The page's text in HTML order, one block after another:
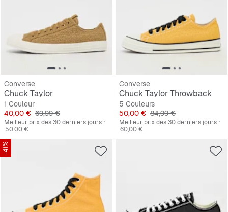
Converse
Chuck Taylor
1 Couleur
Prix
40,00 € Prix original
69,99 €
Meilleur prix des 30 derniers jours :
50,00 €
Converse
Chuck Taylor Throwback
5 Couleurs
Prix
50,00 € Prix original
84,99 €
Meilleur prix des 30 derniers jours :
60,00 €
-41%